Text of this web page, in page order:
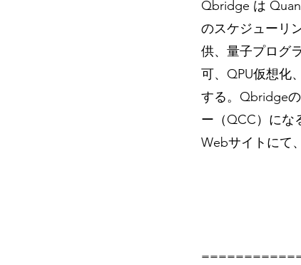
Qbridge は
のスケジューリ
供、量子プログ
可、QPU仮想化
する。Qbridge
ー（QCC）にな
Webサイトにて、